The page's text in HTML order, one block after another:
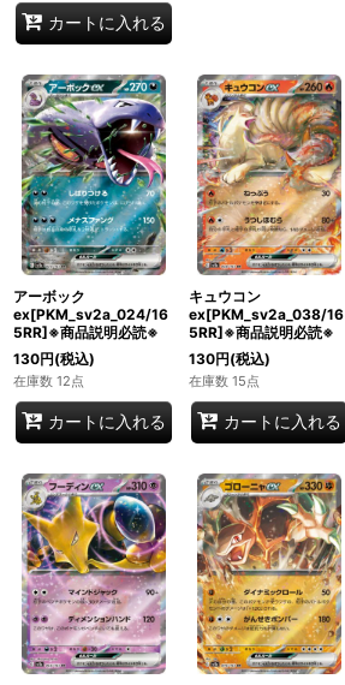
カートに入れる
アーボック
ex[PKM_sv2a_024/16
5RR]※商品説明必読※
130円(税込)
在庫数 12点
カートに入れる
キュウコン
ex[PKM_sv2a_038/16
5RR]※商品説明必読※
130円(税込)
在庫数 15点
カートに入れる